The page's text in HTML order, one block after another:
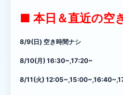
■ 本日＆直近の空
8/9(日) 空き時間ナシ
8/10(月) 16:30~,17:20~
8/11(火)